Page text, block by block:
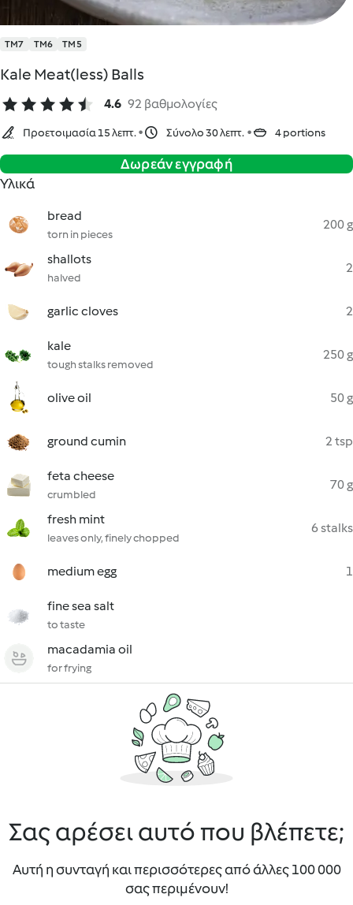
TM7 TM6 TM5
Kale Meat(less) Balls
4.6 92 βαθμολογίες
Προετοιμασία 15 λεπτ. Σύνολο 30 λεπτ. 4 portions
Δωρεάν εγγραφή
Υλικά
bread
torn in pieces
200 g
shallots
halved
2
garlic cloves 2
kale
tough stalks removed
250 g
olive oil 50 g
ground cumin 2 tsp
feta cheese
crumbled
70 g
fresh mint
leaves only, finely chopped
6 stalks
medium egg 1
fine sea salt
to taste
macadamia oil
for frying
Σας αρέσει αυτό που βλέπετε;
Αυτή η συνταγή και περισσότερες από άλλες 100 000
σας περιμένουν!